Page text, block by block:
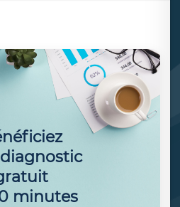
minutes